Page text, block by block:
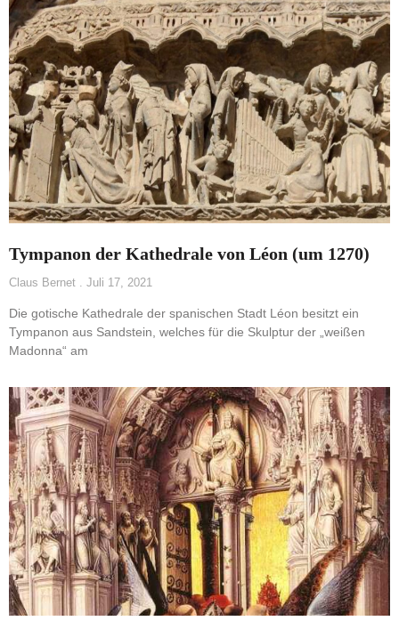
Tympanon der Kathedrale von Léon (um 1270)
Claus Bernet Juli 17, 2021
Die gotische Kathedrale der spanischen Stadt Léon besitzt ein
Tympanon aus Sandstein, welches für die Skulptur der „weißen
Madonna“ am